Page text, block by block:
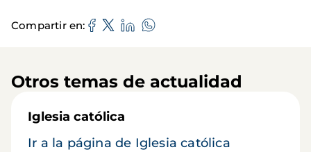
Compartir en
Otros temas de actualidad
Iglesia católica
Ir a la página de Iglesia católica